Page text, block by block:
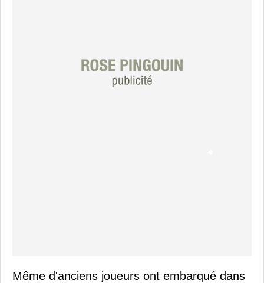
Même d'anciens joueurs ont embarqué dans